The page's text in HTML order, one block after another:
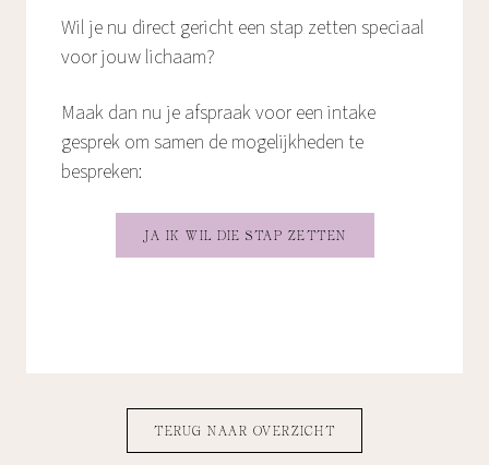
Wil je nu direct gericht een stap zetten speciaal
voor jouw lichaam?
Maak dan nu je afspraak voor een intake
gesprek om samen de mogelijkheden te
bespreken:
JA IK WIL DIE STAP ZETTEN
TERUG NAAR OVERZICHT